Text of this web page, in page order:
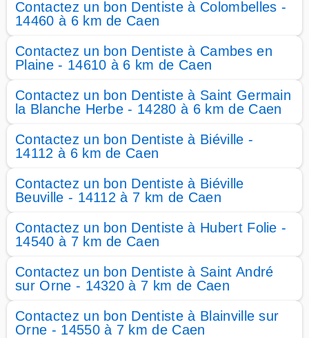
Contactez un bon Dentiste à Colombelles -
14460 à 6 km de Caen
Contactez un bon Dentiste à Cambes en
Plaine - 14610 à 6 km de Caen
Contactez un bon Dentiste à Saint Germain
la Blanche Herbe - 14280 à 6 km de Caen
Contactez un bon Dentiste à Biéville -
14112 à 6 km de Caen
Contactez un bon Dentiste à Biéville
Beuville - 14112 à 7 km de Caen
Contactez un bon Dentiste à Hubert Folie -
14540 à 7 km de Caen
Contactez un bon Dentiste à Saint André
sur Orne - 14320 à 7 km de Caen
Contactez un bon Dentiste à Blainville sur
Orne - 14550 à 7 km de Caen